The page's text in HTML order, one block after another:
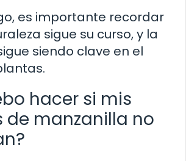
es importante recordar
sigue su curso, y la
siendo clave en el
hacer si mis
de manzanilla no